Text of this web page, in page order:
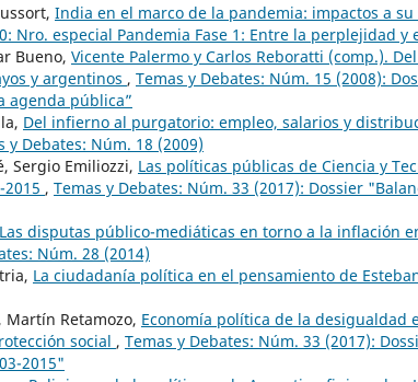
India en el marco de la pandemia: impactos a
Nro. especial Pandemia Fase 1: Entre la perplejidad y
Bueno, Vicente Palermo y Carlos Reboratti (comp.).
y argentinos , Temas y Debates: Núm. 15 (2008):
agenda pública”
Del infierno al purgatorio: empleo, salarios y
y Debates: Núm. 18 (2009)
Sergio Emiliozzi, Las políticas públicas de Ciencia y
, Temas y Debates: Núm. 33 (2017): Dossier
Las disputas público-mediáticas en torno a la inflación
Núm. 28 (2014)
La ciudadanía política en el pensamiento de
Martín Retamozo, Economía política de la desigualdad
social , Temas y Debates: Núm. 33 (2017):
2015"